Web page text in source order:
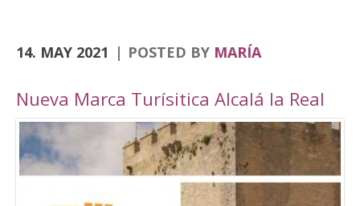
14. MAY 2021 POSTED BY MARÍA
Nueva Marca Turísitica Alcalá la Real